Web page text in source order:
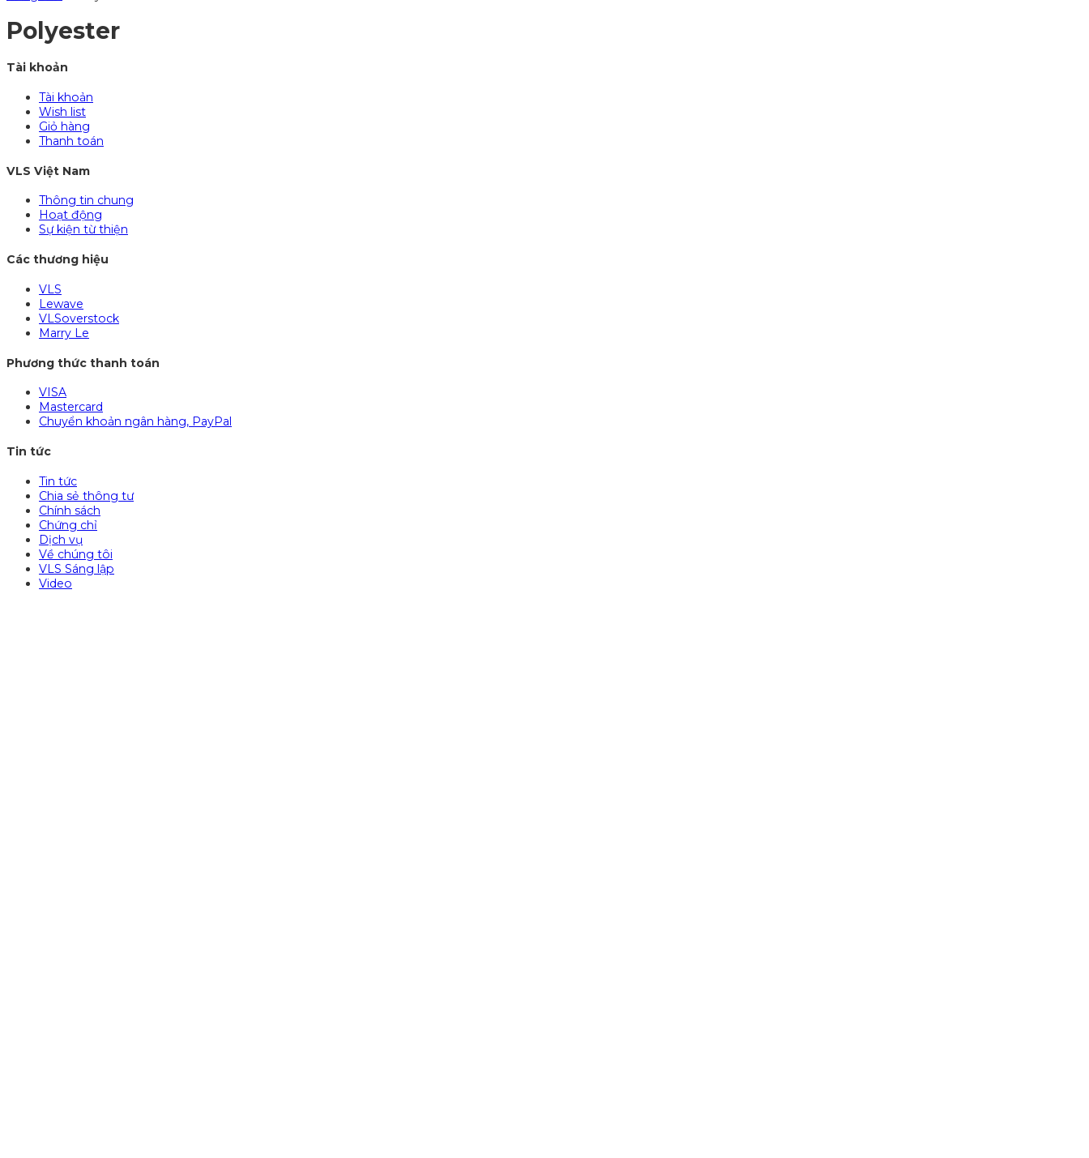
Polyester
Tài khoản
Tài khoản
Wish list
Giỏ hàng
Thanh toán
VLS Việt Nam
Thông tin chung
Hoạt động
Sự kiện từ thiện
Các thương hiệu
VLS
Lewave
VLSoverstock
Marry Le
Phương thức thanh toán
VISA
Mastercard
Chuyển khoản ngân hàng, PayPal
Tin tức
Tin tức
Chia sẻ thông tư
Chính sách
Chứng chỉ
Dịch vụ
Về chúng tôi
VLS Sáng lập
Video